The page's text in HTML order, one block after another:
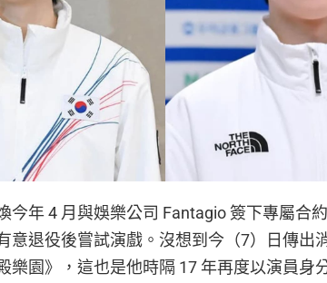
今年 4 月與娛樂公司 Fantagio 簽下專屬合
意退役後嘗試演戲。沒想到今（7）日傳出
樂園》，這也是他時隔 17 年再度以演員身